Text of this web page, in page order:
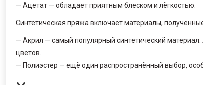
— Ацетат — обладает приятным блеском и лёгкостью.
Синтетическая пряжа включает материалы,
— Акрил — самый популярный синтетический
цветов.
— Полиэстер — ещё один распространённый выбор,